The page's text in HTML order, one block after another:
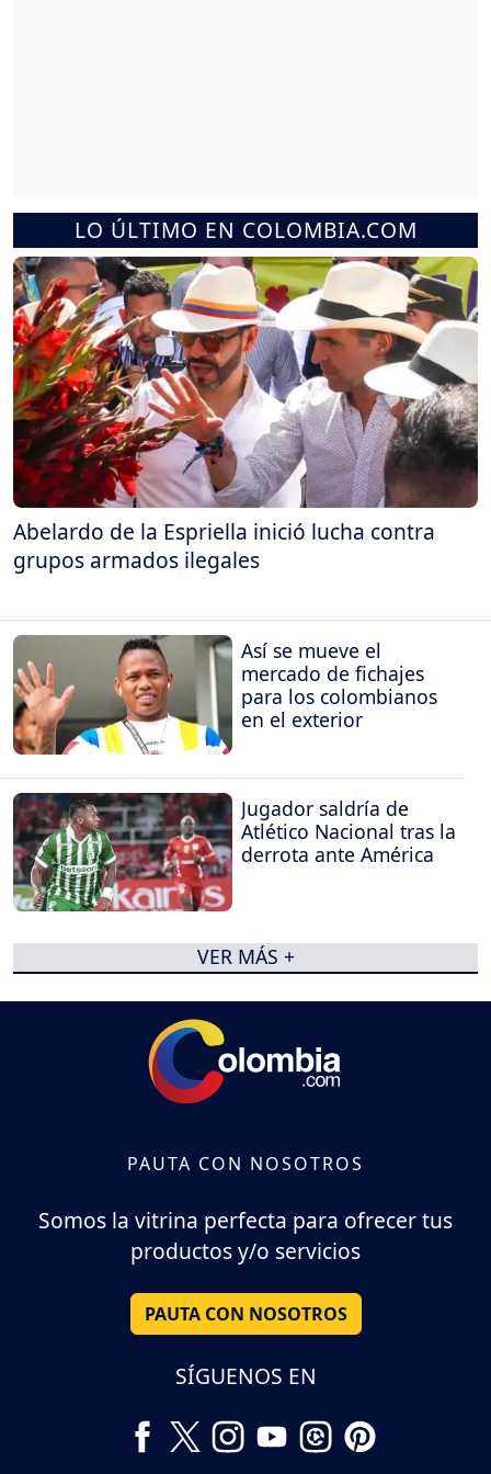
LO ÚLTIMO EN COLOMBIA.COM
Abelardo de la Espriella inició lucha contra
grupos armados ilegales
Así se mueve el
mercado de fichajes
para los colombianos
en el exterior
Jugador saldría de
Atlético Nacional tras la
derrota ante América
VER MÁS +
PAUTA CON NOSOTROS
Somos la vitrina perfecta para ofrecer tus
productos y/o servicios
PAUTA CON NOSOTROS
SÍGUENOS EN